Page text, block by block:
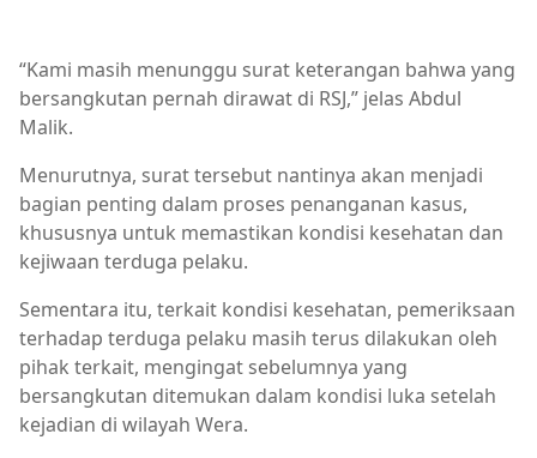
“Kami masih menunggu surat keterangan bahwa yang
bersangkutan pernah dirawat di RSJ,” jelas Abdul
Malik.
Menurutnya, surat tersebut nantinya akan menjadi
bagian penting dalam proses penanganan kasus,
khususnya untuk memastikan kondisi kesehatan dan
kejiwaan terduga pelaku.
Sementara itu, terkait kondisi kesehatan, pemeriksaan
terhadap terduga pelaku masih terus dilakukan oleh
pihak terkait, mengingat sebelumnya yang
bersangkutan ditemukan dalam kondisi luka setelah
kejadian di wilayah Wera.